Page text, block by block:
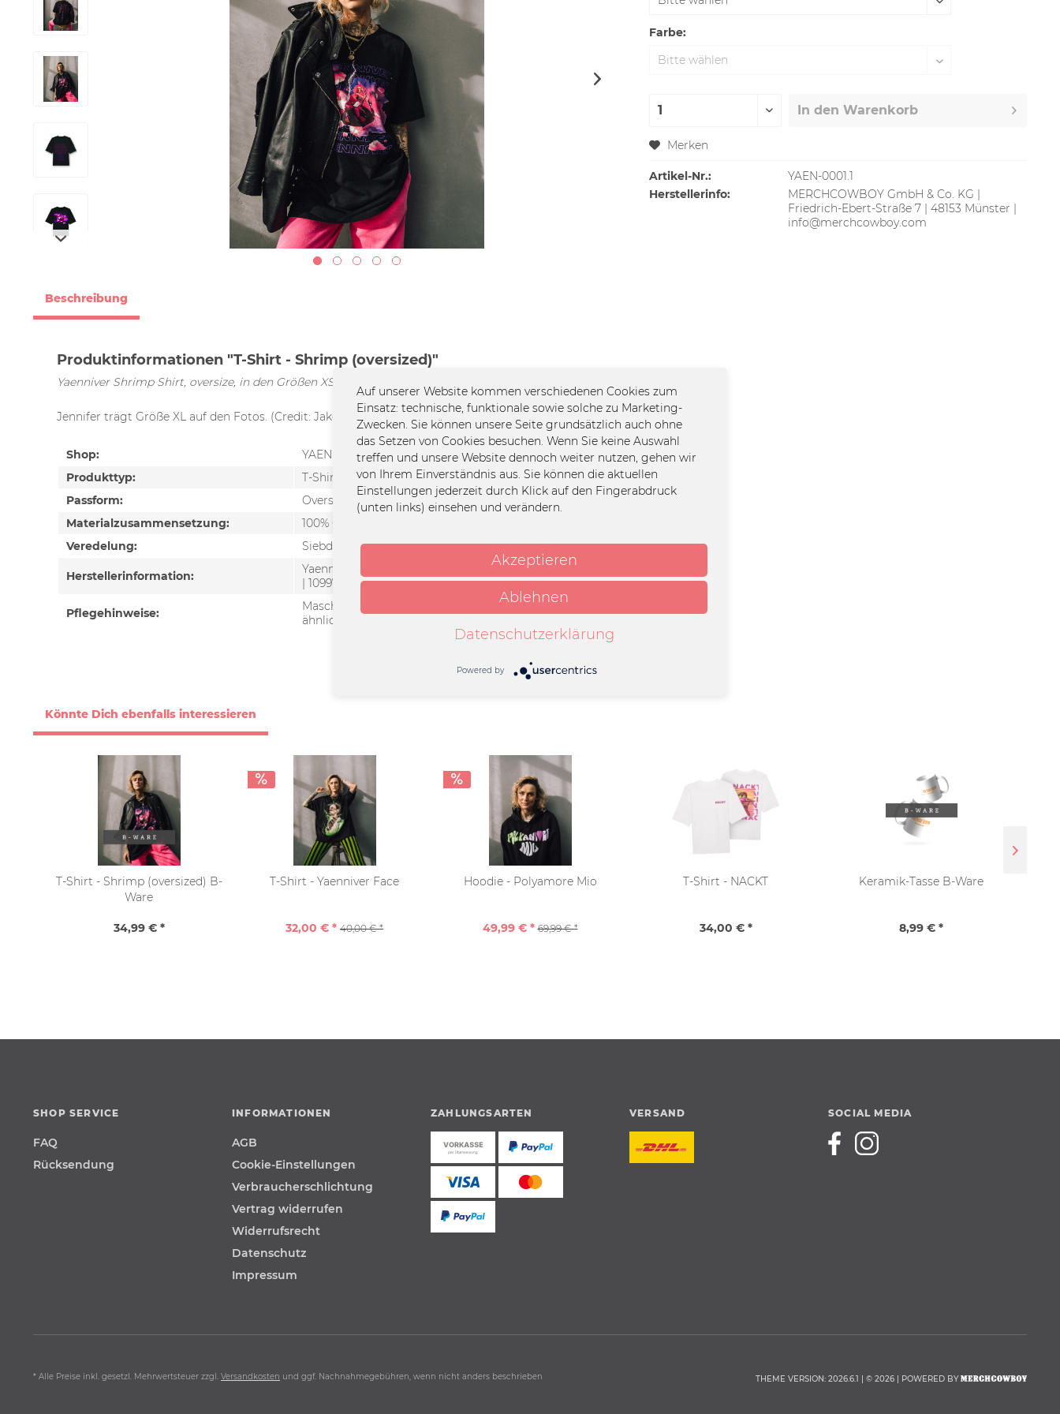
Farbe:
In den Warenkorb
Merken
Artikel-Nr.:
YAEN-0001.1
Herstellerinfo:
MERCHCOWBOY GmbH & Co. KG |
Friedrich-Ebert-Straße 7 | 48153 Münster |
info@merchcowboy.com
Beschreibung
Produktinformationen "T-Shirt - Shrimp (oversized)"
Yaenniver Shrimp Shirt, oversize, in den Größen XS-4XL verfügbar
Jennifer trägt Größe XL auf den Fotos. (Credit: Jakob Marwein)
Shop:
YAENNIVER
Produkttyp:
T-Shirt
Passform:
Oversized
Materialzusammensetzung:
100% GOTS-zertifizierte Bio-Baumwolle
Veredelung:
Siebdruck
Herstellerinformation:
Yaenniver GmbH | Schlesische Straße 31
| 10997 Berlin | info@yaenniver.com
Pflegehinweise:
Maschinenwäsche bei 30°C, Mit
ähnlichen Farben waschen
Könnte Dich ebenfalls interessieren
T-Shirt - Shrimp (oversized) B-
Ware
34,99 € *
T-Shirt - Yaenniver Face
32,00 € * 40,00 € *
Hoodie - Polyamore Mio
49,99 € * 69,99 € *
T-Shirt - NACKT
34,00 € *
Keramik-Tasse B-Ware
8,99 € *
SHOP SERVICE
FAQ
Rücksendung
INFORMATIONEN
AGB
Cookie-Einstellungen
Verbraucherschlichtung
Vertrag widerrufen
Widerrufsrecht
Datenschutz
Impressum
ZAHLUNGSARTEN VERSAND SOCIAL MEDIA
* Alle Preise inkl. gesetzl. Mehrwertsteuer zzgl. Versandkosten und ggf. Nachnahmegebühren, wenn nicht anders beschrieben THEME VERSION: 2026.6.1 | © 2026 | POWERED BY
Auf unserer Website kommen verschiedenen Cookies zum
Einsatz: technische, funktionale sowie solche zu Marketing-
Zwecken. Sie können unsere Seite grundsätzlich auch ohne
das Setzen von Cookies besuchen. Wenn Sie keine Auswahl
treffen und unsere Website dennoch weiter nutzen, gehen wir
von Ihrem Einverständnis aus. Sie können die aktuellen
Einstellungen jederzeit durch Klick auf den Fingerabdruck
(unten links) einsehen und verändern.
Akzeptieren
Ablehnen
Datenschutzerklärung
Powered by